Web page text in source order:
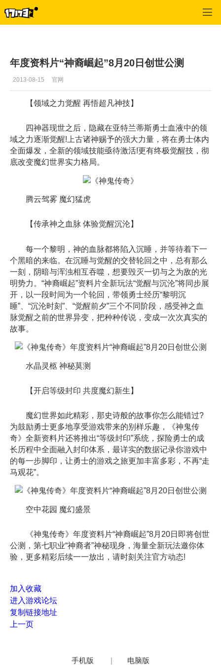
年度资料片“神裔崛起”8月20日创世公测
2013-08-15 官网
【领域之力觉醒 再悟超凡神技】
四神器现世之后，隐藏在亚特兰蒂斯勇士血液中的领
域之力逐渐觉醒!上古诸神赐予的强大力量，将在勇士体内
全面爆发，全新的领域技能亟待激活!更有终极觉醒技，彻
底改变魔幻世界实力格局。
腾云驾雾 魔幻猛虎
【传承神之血脉 体验觉醒沉沦】
每一个黎明，神的血脉都将陷入沉睡，并等待着下一
个黑暗的来临。在沉睡与觉醒的交替轮回之中，总有那么
一刻，阴暗与浑浊相互吞噬，想要毁灭一切与之为敌的光
明势力。“神裔崛起”资料片全新玩法“觉醒与沉沦”将同步展
开，以一段时间为一个轮回，带领勇士经历“黎明沉
睡”、“沉沦时刻”、“觉醒前夕”三个不同阶段，感受神之血
脉觉醒之前的世界异变，把种种传说，变成一次次真实的
故事。
水晶灵柩 神秘莫测
【开启等级封印 共度魔幻新生】
魔幻世界如此精彩，那史诗般的故事你怎么能错过?
为鼓励勇士更多地享受游戏带来的别样乐趣，《神鬼传
奇》全新资料片还将推出“等级封印”系统，探险勇士的成
长历程中全面融入封印体系，最详实的数据记录你游戏中
的每一步脚印，让勇士的游戏之旅更加丰富多彩，不再“走
马观花”。
空中花园 魔幻盛景
《神鬼传奇》年度资料片“神裔崛起”8月20日即将创世
公测，第七职业“神裔者”神秘现身，海量全新玩法邀你体
验，更多精彩后续一一放出，请时刻关注官方动态!
加入收藏
进入游戏论坛
复制链接地址
上一页
手机版 | 电脑版